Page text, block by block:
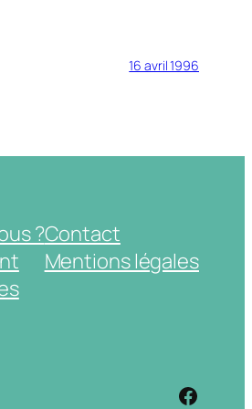
16 avril 1996
?Contact
Mentions légales